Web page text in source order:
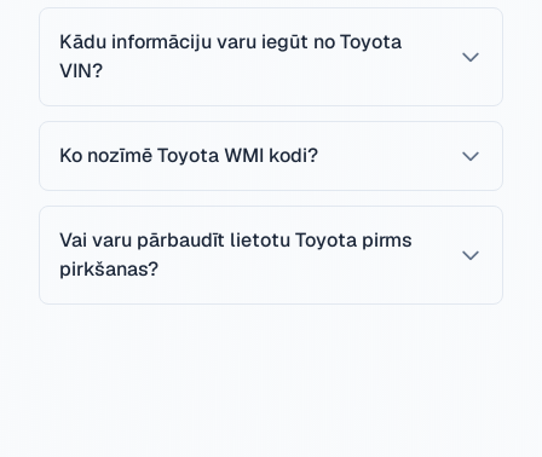
Kādu informāciju varu iegūt no Toyota
VIN?
Ko nozīmē Toyota WMI kodi?
Vai varu pārbaudīt lietotu Toyota pirms
pirkšanas?